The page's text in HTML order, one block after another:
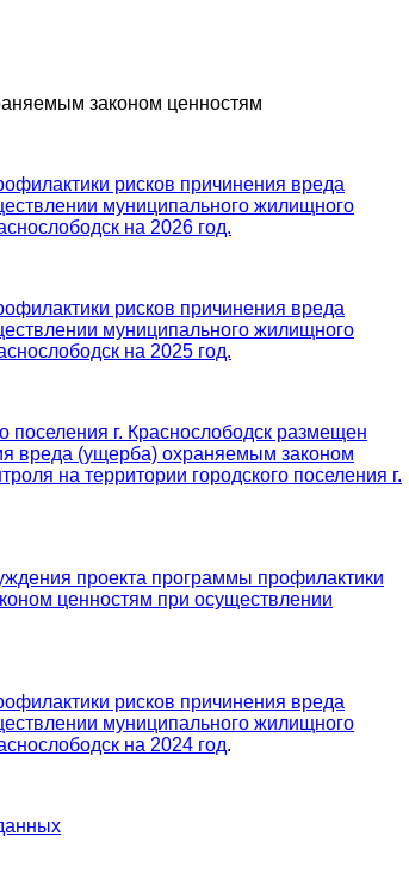
законом ценностям
рисков причинения вреда
муниципального жилищного
на 2026 год.
рисков причинения вреда
муниципального жилищного
на 2025 год.
поселения г. Краснослободск размещен
вреда (ущерба) охраняемым законом
на территории городского поселения г.
проекта программы профилактики
ценностям при осуществлении
рисков причинения вреда
муниципального жилищного
на 2024 год.